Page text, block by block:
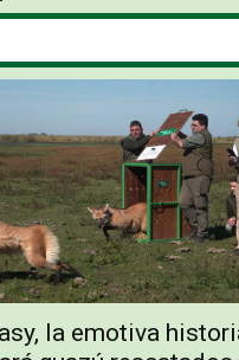
la emotiva